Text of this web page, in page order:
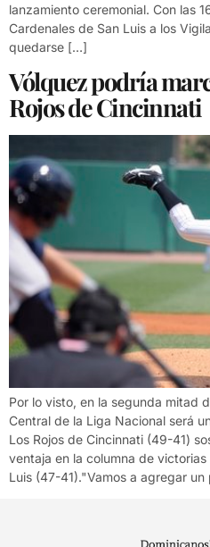
lanzamiento ceremonial. Con las
Cardenales de San Luis a los
quedarse […]
Vólquez podría
Rojos de Cincinnati
Por lo visto, en la segunda mitad
Central de la Liga Nacional será
Los Rojos de Cincinnati (49-41)
ventaja en la columna de
Luis (47-41)."Vamos a agregar